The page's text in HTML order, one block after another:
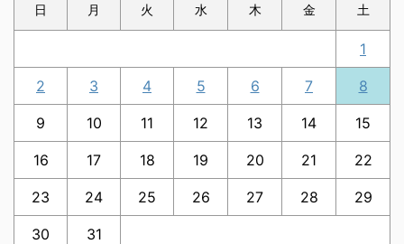
日 月 火 水 木 金 土
1
2 3 4 5 6 7 8
9 10 11 12 13 14 15
16 17 18 19 20 21 22
23 24 25 26 27 28 29
30
31